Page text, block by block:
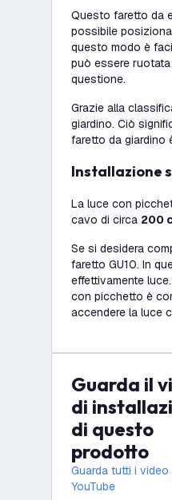
Questo faretto da
possibile
questo modo è
può essere
questione.
Grazie alla
giardino. Ciò
faretto da giardino
Installazione
La luce con
cavo di circa 200
Se si desidera
faretto GU10. In
effettivamente
con picchetto è
accendere la luce
Guarda il video
di
di questo
prodotto
Guarda tutti i video
YouTube